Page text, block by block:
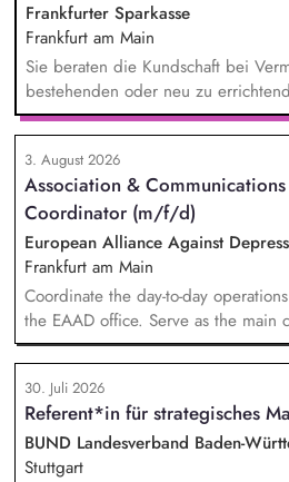
Frankfurter Sparkasse
Frankfurt am Main
Sie beraten die Kundschaft bei
bestehenden oder neu zu
Lebzeiten als auch im Rahmen der
übernehmen eigenverantwortlich
bei der Testamentsvollstreckung und
wirken aktiv an Werbemaßnahmen
Nachlassmanagement mit, auch in
3. August 2026
Association & Communications
Coordinator (m/f/d)
European Alliance Against
Frankfurt am Main
Coordinate the day-to-day
the EAAD office. Serve as the main
partners and general enquiries.
Directors by organising meetings,
following up on decisions.
website, newsletters and social
campaigns and communication
develop EAAD's fundraising activities.
30. Juli 2026
Referent*in für strategisches
BUND Landesverband Baden-
Stuttgart